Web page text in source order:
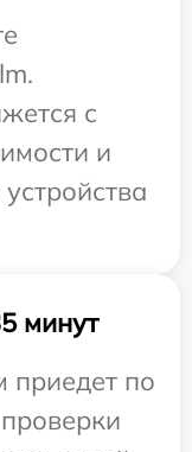
с
и
минут
приедет по